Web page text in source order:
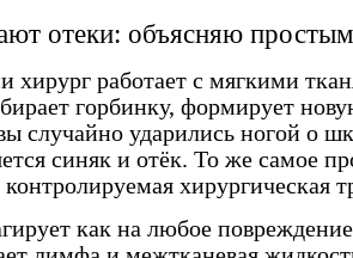
отеки: объясняю
хирург работает с мягкими
горбинку, формирует
случайно ударились ногой о
синяк и отёк. То же самое
хирургическая
как на любое